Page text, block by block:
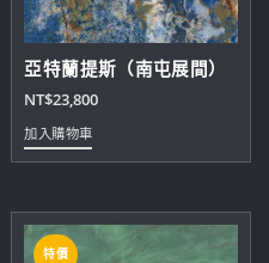
亞特蘭提斯（南屯展間）
NT$23,800
加入購物車
特價